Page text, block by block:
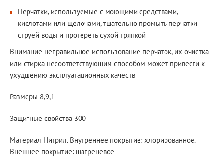
Перчатки, используемые с моющими средствами,
кислотами или щелочами, тщательно промыть перчатки
струей воды и протереть сухой тряпкой
Внимание неправильное использование перчаток, их очистка
или стирка несоответствующим способом может привести к
ухудшению эксплуатационных качеств
Размеры 8,9,1
Защитные свойства 300
Материал Нитрил. Внутреннее покрытие: хлорированное.
Внешнее покрытие: шагреневое